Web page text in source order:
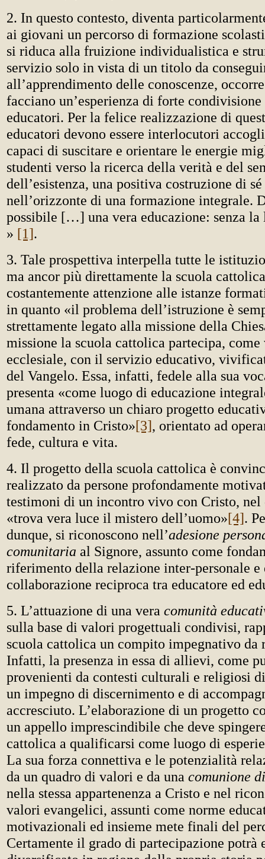
2. In questo contesto, diventa
ai giovani un percorso di formazione
si riduca alla fruizione individualistica e
servizio solo in vista di un titolo da
all’apprendimento delle conoscenze,
facciano un’esperienza di forte
educatori. Per la felice realizzazione di
educatori devono essere interlocutori
capaci di suscitare e orientare le energie
studenti verso la ricerca della verità e del
dell’esistenza, una positiva costruzione di
nell’orizzonte di una formazione integrale.
possibile […] una vera educazione: senza
» [1].
3. Tale prospettiva interpella tutte le
ma ancor più direttamente la scuola
costantemente attenzione alle istanze
in quanto «il problema dell’istruzione è
strettamente legato alla missione della
missione la scuola cattolica partecipa, come
ecclesiale, con il servizio educativo,
del Vangelo. Essa, infatti, fedele alla sua
presenta «come luogo di educazione
umana attraverso un chiaro progetto
fondamento in Cristo»[3], orientato ad
fede, cultura e vita.
4. Il progetto della scuola cattolica è
realizzato da persone profondamente
testimoni di un incontro vivo con Cristo, nel
«trova vera luce il mistero dell’uomo»[4].
dunque, si riconoscono nell’adesione
comunitaria al Signore, assunto come
riferimento della relazione inter-personale e
collaborazione reciproca tra educatore ed
5. L’attuazione di una vera comunità
sulla base di valori progettuali condivisi,
scuola cattolica un compito impegnativo da
Infatti, la presenza in essa di allievi, come
provenienti da contesti culturali e religiosi
un impegno di discernimento e di
accresciuto. L’elaborazione di un progetto
un appello imprescindibile che deve
cattolica a qualificarsi come luogo di
La sua forza connettiva e le potenzialità
da un quadro di valori e da una comunione
nella stessa appartenenza a Cristo e nel
valori evangelici, assunti come norme
motivazionali ed insieme mete finali del
Certamente il grado di partecipazione potrà